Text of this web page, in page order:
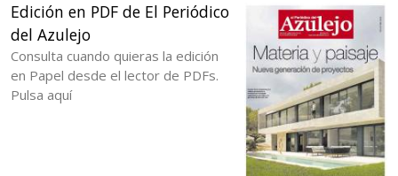
Edición en PDF de El Periódico
del Azulejo
Consulta cuando quieras la edición
en Papel desde el lector de PDFs.
Pulsa aquí